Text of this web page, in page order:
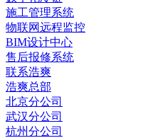
施工管理系统
物联网远程监控
BIM设计中心
售后报修系统
联系浩爽
浩爽总部
北京分公司
武汉分公司
杭州分公司